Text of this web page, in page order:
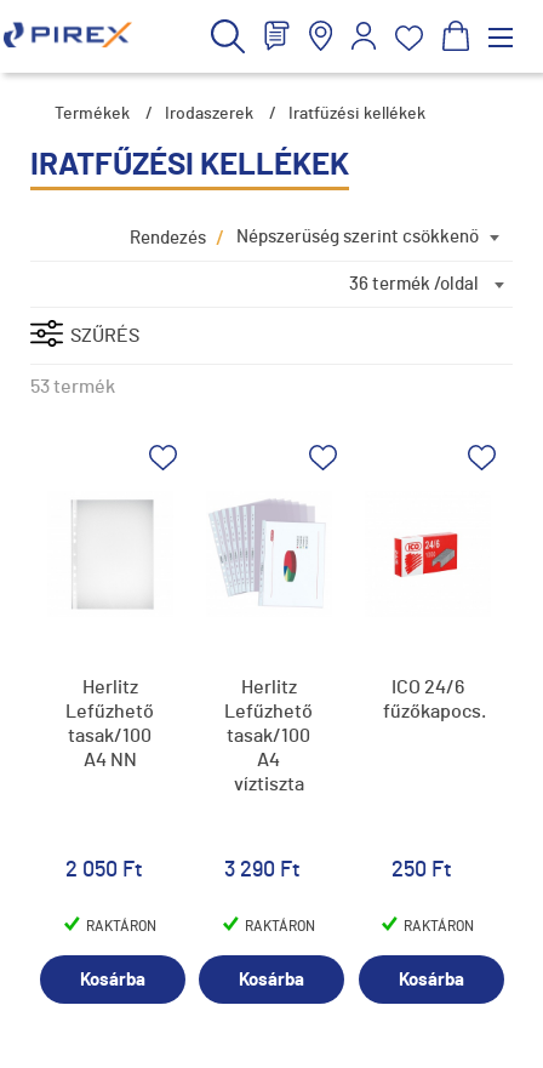
Termékek / Irodaszerek / Iratfűzési kellékek
IRATFŰZÉSI KELLÉKEK
Népszerűség szerint csökkenő
Rendezés /
36 termék /oldal
SZŰRÉS
53 termék
Herlitz
Lefűzhető
tasak/100
A4 NN
2 050 Ft
RAKTÁRON
Kosárba
Herlitz
Lefűzhető
tasak/100
A4
víztiszta
3 290 Ft
RAKTÁRON
Kosárba
ICO 24/6
fűzőkapocs.
250 Ft
RAKTÁRON
Kosárba